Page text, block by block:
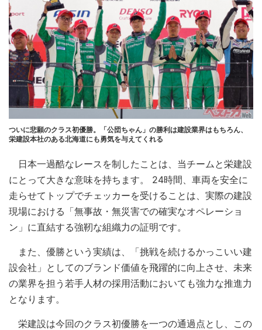
ついに悲願のクラス初優勝。「公団ちゃん」の勝利は建設業界はもちろん、
栄建設本社のある北海道にも勇気を与えてくれる
日本一過酷なレースを制したことは、当チームと栄建設
にとって大きな意味を持ちます。 24時間、車両を安全に
走らせてトップでチェッカーを受けることは、実際の建設
現場における「無事故・無災害での確実なオペレーショ
ン」に直結する強靭な組織力の証明です。
また、優勝という実績は、「挑戦を続けるかっこいい建
設会社」としてのブランド価値を飛躍的に向上させ、未来
の業界を担う若手人材の採用活動においても強力な推進力
となります。
栄建設は今回のクラス初優勝を一つの通過点とし、この